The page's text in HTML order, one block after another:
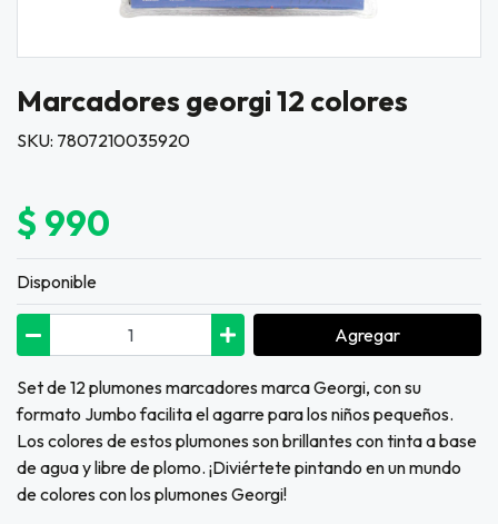
Marcadores georgi 12 colores
SKU: 7807210035920
$ 990
Disponible
Agregar
Set de 12 plumones marcadores marca Georgi, con su
formato Jumbo facilita el agarre para los niños pequeños.
Los colores de estos plumones son brillantes con tinta a base
de agua y libre de plomo. ¡Diviértete pintando en un mundo
de colores con los plumones Georgi!